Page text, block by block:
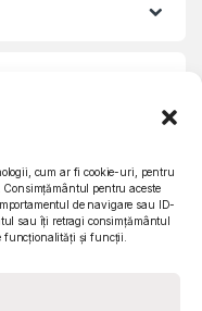
cum ar fi cookie-uri, pentru
pentru aceste
de navigare sau ID-
sau îți retragi consimțământul
funcționalități și funcții.
SRL